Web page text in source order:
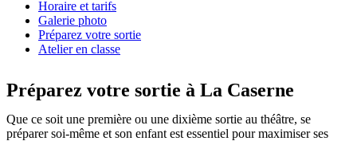
Horaire et tarifs
Galerie photo
Préparez votre sortie
Atelier en classe
Préparez votre sortie à La Caserne
Que ce soit une première ou une dixième sortie au théâtre, se
préparer soi-même et son enfant est essentiel pour maximiser ses